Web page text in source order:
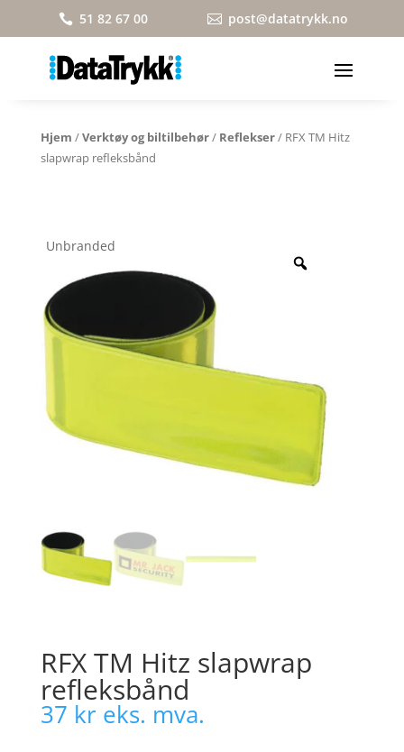
 51 82 67 00  post@datatrykk.no
Hjem /Verktøy og biltilbehør/ Reflekser/ RFX TM Hitz
slapwrap refleksbånd
Unbranded
RFX TM Hitz slapwrap
refleksbånd
37 kr eks. mva.